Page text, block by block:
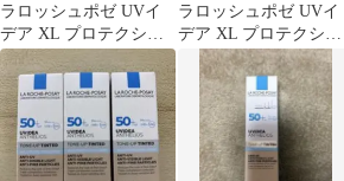
ラロッシュポゼ UVイ
デア XL プロテクショ
ントーンアップ ティン
ト 3ml
ラロッシュポゼ UVイ
デア XL プロテクショ
ントーンアップ ティン